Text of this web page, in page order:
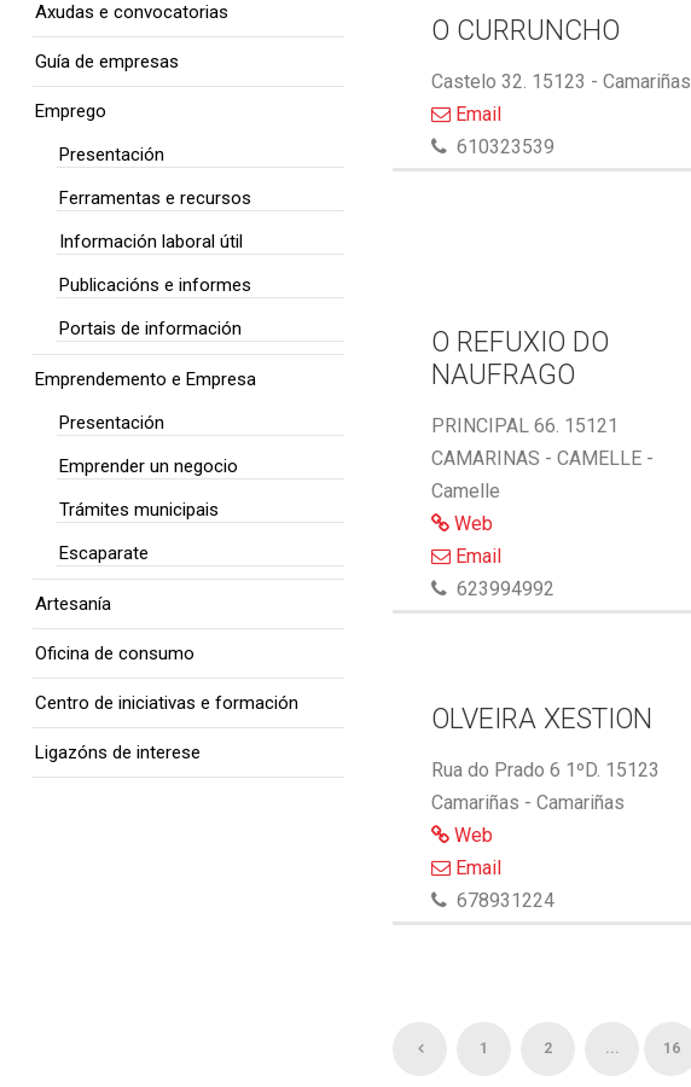
O CURRUNCHO
Castelo 32. 15123 - Camariñas
Email
610323539
O REFUXIO DO
NAUFRAGO
PRINCIPAL 66. 15121
CAMARINAS - CAMELLE -
Camelle
Web
Email
623994992
OLVEIRA XESTION
Rua do Prado 6 1ºD. 15123
Camariñas - Camariñas
Web
Email
678931224
1 2 ... 16
Axudas e convocatorias
Guía de empresas
Emprego
Presentación
Ferramentas e recursos
Información laboral útil
Publicacións e informes
Portais de información
Emprendemento e Empresa
Presentación
Emprender un negocio
Trámites municipais
Escaparate
Artesanía
Oficina de consumo
Centro de iniciativas e formación
Ligazóns de interese